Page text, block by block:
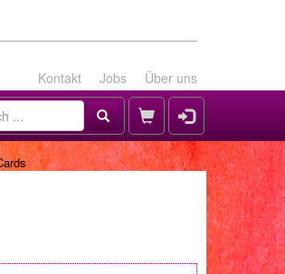
Kontakt Jobs Über uns